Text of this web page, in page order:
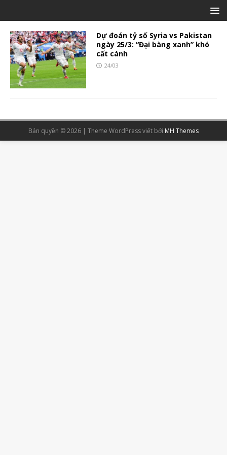
Dự đoán tỷ số Syria vs Pakistan
ngày 25/3: “Đại bàng xanh” khó
cất cánh
24/03
Bản quyền © 2026 | Theme WordPress viết bởi MH Themes